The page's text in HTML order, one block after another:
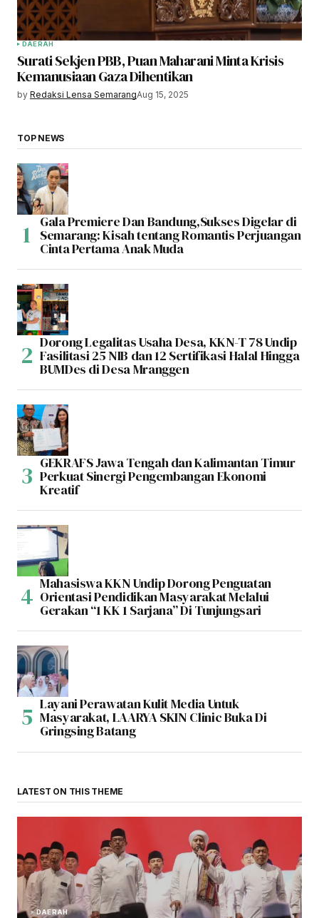
DAERAH
Surati Sekjen PBB, Puan Maharani Minta Krisis
Kemanusiaan Gaza Dihentikan
by Redaksi Lensa SemarangAug 15, 2025
TOP NEWS
Gala Premiere Dan Bandung,Sukses Digelar di
Semarang: Kisah tentang Romantis Perjuangan
Cinta Pertama Anak Muda
Dorong Legalitas Usaha Desa, KKN-T 78 Undip
Fasilitasi 25 NIB dan 12 Sertifikasi Halal Hingga
BUMDes di Desa Mranggen
GEKRAFS Jawa Tengah dan Kalimantan Timur
Perkuat Sinergi Pengembangan Ekonomi
Kreatif
Mahasiswa KKN Undip Dorong Penguatan
Orientasi Pendidikan Masyarakat Melalui
Gerakan “1 KK 1 Sarjana” Di Tunjungsari
Layani Perawatan Kulit Media Untuk
Masyarakat, LAARYA SKIN Clinic Buka Di
Gringsing Batang
LATEST ON THIS THEME
DAERAH